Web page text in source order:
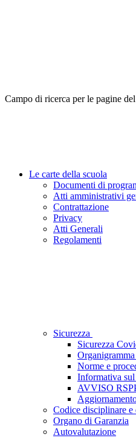
Campo di ricerca per le pagine
Le carte della scuola
Documenti di
Atti amministrativi
Contrattazione
Privacy
Atti Generali
Regolamenti
Sicurezza
Sicurezza
Norme e
Informativa
AVVISO
Codice disciplinare e
Organo di Garanzia
Autovalutazione